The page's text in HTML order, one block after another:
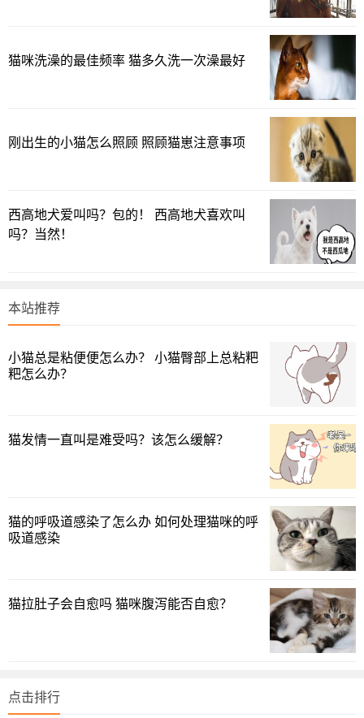
这只猫的性格很好，很安静，不会无缘无故的发脾气，而
且它的脑袋很大，脸蛋也很圆，所以在中国，这样的猫很受
美国短毛猫
幼猫体型匀称，力量十足，性格温顺，幼崽的脑袋圆滚滚
的，给人一种很可爱的感觉。而且，这条狗长得高大健壮，
骨头结实，不易生病，是一种很好养的动物，在全国都很受
暹罗猫
猫咪洗澡的最佳频率 猫多久洗一次澡最好
刚出生的小猫怎么照顾 照顾猫崽注意事项
西高地犬爱叫吗？包的！ 西高地犬喜欢叫
吗？当然！
本站推荐
小猫总是粘便便怎么办？ 小猫臀部上总粘粑
粑怎么办？
猫发情一直叫是难受吗？该怎么缓解？
猫的呼吸道感染了怎么办 如何处理猫咪的呼
吸道感染
猫拉肚子会自愈吗 猫咪腹泻能否自愈？
点击排行